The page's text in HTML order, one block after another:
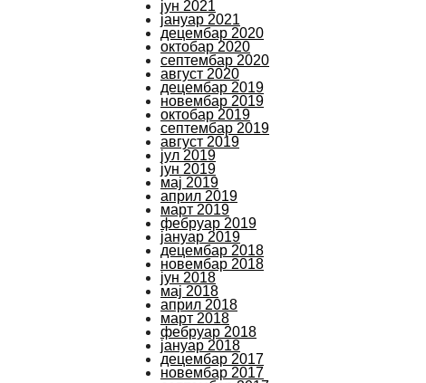
јун 2021
јануар 2021
децембар 2020
октобар 2020
септембар 2020
август 2020
децембар 2019
новембар 2019
октобар 2019
септембар 2019
август 2019
јул 2019
јун 2019
мај 2019
април 2019
март 2019
фебруар 2019
јануар 2019
децембар 2018
новембар 2018
јун 2018
мај 2018
април 2018
март 2018
фебруар 2018
јануар 2018
децембар 2017
новембар 2017